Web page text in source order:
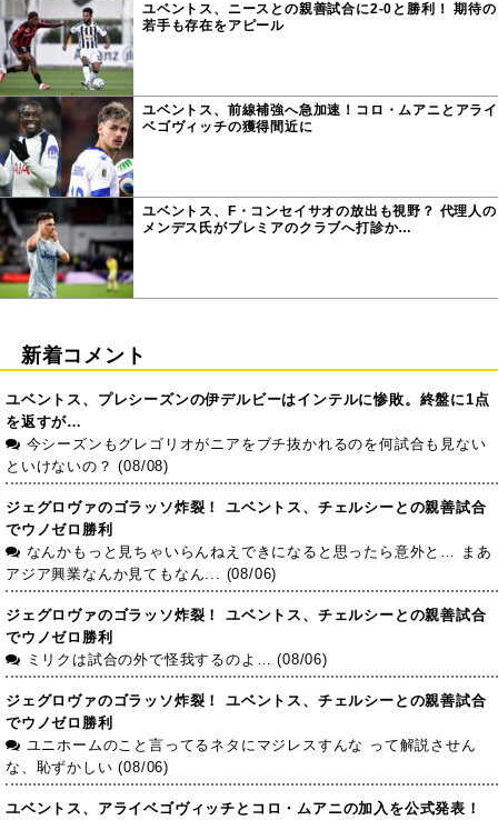
ユベントス、ニースとの親善試合に2-0と勝利！ 期待の
若手も存在をアピール
ユベントス、前線補強へ急加速！コロ・ムアニとアライ
ベゴヴィッチの獲得間近に
ユベントス、F・コンセイサオの放出も視野？ 代理人の
メンデス氏がプレミアのクラブへ打診か…
新着コメント
ユベントス、プレシーズンの伊デルビーはインテルに惨敗。終盤に1点
を返すが…
今シーズンもグレゴリオがニアをブチ抜かれるのを何試合も見ない
といけないの？ (08/08)
ジェグロヴァのゴラッソ炸裂！ ユベントス、チェルシーとの親善試合
でウノゼロ勝利
なんかもっと見ちゃいらんねえできになると思ったら意外と… まあ
アジア興業なんか見てもなん... (08/06)
ジェグロヴァのゴラッソ炸裂！ ユベントス、チェルシーとの親善試合
でウノゼロ勝利
ミリクは試合の外で怪我するのよ… (08/06)
ジェグロヴァのゴラッソ炸裂！ ユベントス、チェルシーとの親善試合
でウノゼロ勝利
ユニホームのこと言ってるネタにマジレスすんな って解説させん
な、恥ずかしい (08/06)
ユベントス、アライベゴヴィッチとコロ・ムアニの加入を公式発表！